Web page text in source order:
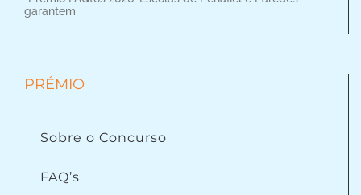
garantem
PRÉMIO
Sobre o Concurso
FAQ’s